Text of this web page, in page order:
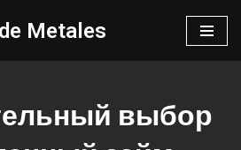
Metales
выбор